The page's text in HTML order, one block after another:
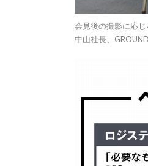
会見後の撮影に応
中山社長、